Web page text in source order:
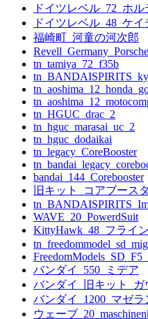
ドイツレベル_72_ホル
ドイツレベル_48_ケイ
福崎町_河童の河次郎
tn_tamiya_72_f35b
tn_HGUC_drac_2
tn_hguc_marasai_uc_2
tn_hguc_dodaikai
tn_legacy_CoreBooster
bandai_144_Corebooster
旧キット_コアブース
WAVE_20_PowerdSuit
KittyHawk_48_フライ
バンダイ_550_ミデア
バンダイ_旧キット_ガ
バンダイ_1200_マゼラ
ウェーブ